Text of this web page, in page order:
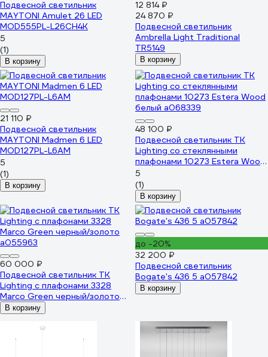
Подвесной светильник
MAYTONI Amulet 26 LED
MOD555PL-L26CH4K
5
(1)
В корзину
12 814 ₽
24 870 ₽
Подвесной светильник
Ambrella Light Traditional
TR5149
В корзину
21 110 ₽
Подвесной светильник
MAYTONI Madmen 6 LED
MOD127PL-L6AM
5
(1)
В корзину
48 100 ₽
Подвесной светильник TK
Lighting со стеклянными
плафонами 10273 Estera Wood
белый a068339
5
(1)
В корзину
60 000 ₽
Подвесной светильник TK
Lighting с плафонами 3328
Marco Green черный/золото
a055963
В корзину
до -20%
32 200 ₽
Подвесной светильник
Bogate's 436 5 a057842
В корзину